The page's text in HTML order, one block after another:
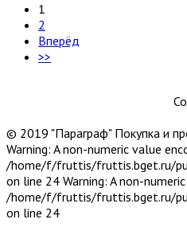
1
2
Вперёд
>>
© 2019 "Параграф" Покупка и
Warning: A non-numeric value
/home/f/fruttis/fruttis.bget.ru/
on line 24 Warning: A non-
/home/f/fruttis/fruttis.bget.ru/
on line 24